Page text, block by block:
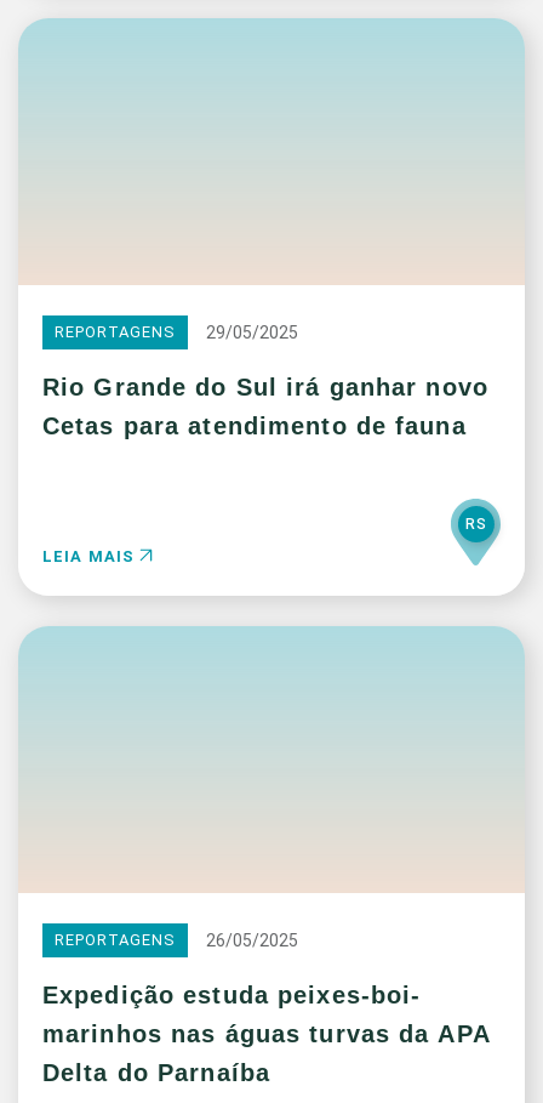
REPORTAGENS 29/05/2025
Rio Grande do Sul irá ganhar novo
Cetas para atendimento de fauna
LEIA MAIS
RS
REPORTAGENS 26/05/2025
Expedição estuda peixes-boi-
marinhos nas águas turvas da APA
Delta do Parnaíba